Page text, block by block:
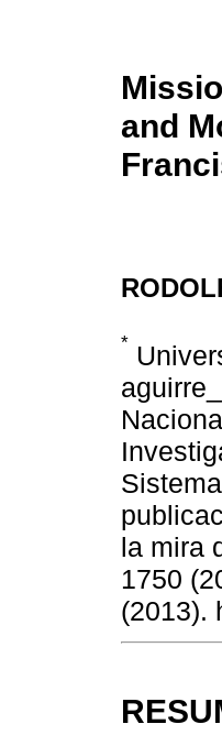
and
*
la mira
1750
(2013).